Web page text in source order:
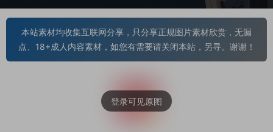
本站素材均收集互联网分享，只分享正规图片素材欣赏，无漏
点、18+成人内容素材，如您有需要请关闭本站，另寻。谢谢！